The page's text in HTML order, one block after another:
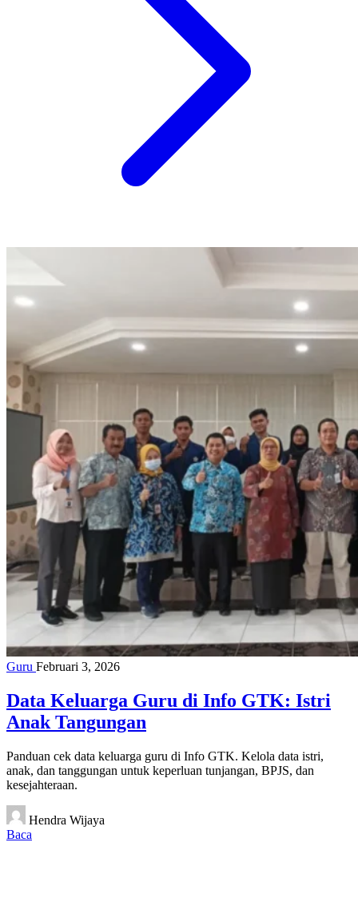
Guru Februari 3, 2026
Data Keluarga Guru di Info GTK: Istri
Anak Tangungan
Panduan cek data keluarga guru di Info GTK. Kelola data istri,
anak, dan tanggungan untuk keperluan tunjangan, BPJS, dan
kesejahteraan.
Hendra Wijaya
Baca